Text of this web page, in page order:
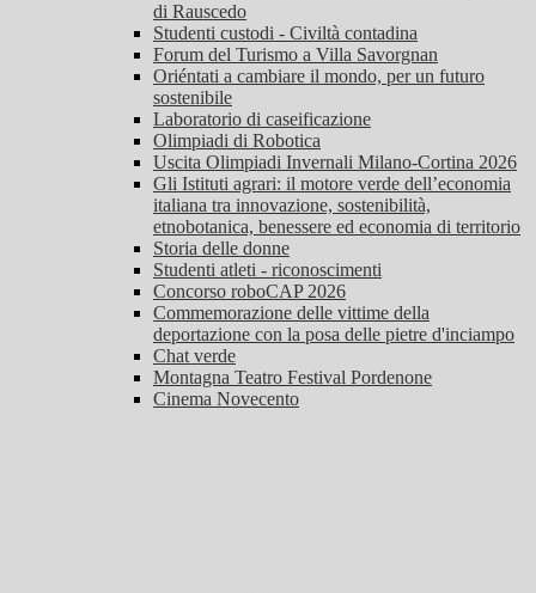
di Rauscedo
Studenti custodi - Civiltà contadina
Forum del Turismo a Villa Savorgnan
Oriéntati a cambiare il mondo, per un futuro
sostenibile
Laboratorio di caseificazione
Olimpiadi di Robotica
Uscita Olimpiadi Invernali Milano-Cortina 2026
Gli Istituti agrari: il motore verde dell’economia
italiana tra innovazione, sostenibilità,
etnobotanica, benessere ed economia di territorio
Storia delle donne
Studenti atleti - riconoscimenti
Concorso roboCAP 2026
Commemorazione delle vittime della
deportazione con la posa delle pietre d'inciampo
Chat verde
Montagna Teatro Festival Pordenone
Cinema Novecento